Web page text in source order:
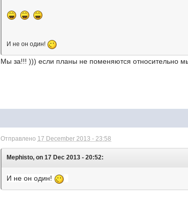
И не он один!
Мы за!!! ))) если планы не поменяются относительно
Отправлено 17 December 2013 - 23:58
Mephisto, on 17 Dec 2013 - 20:52:
И не он один!